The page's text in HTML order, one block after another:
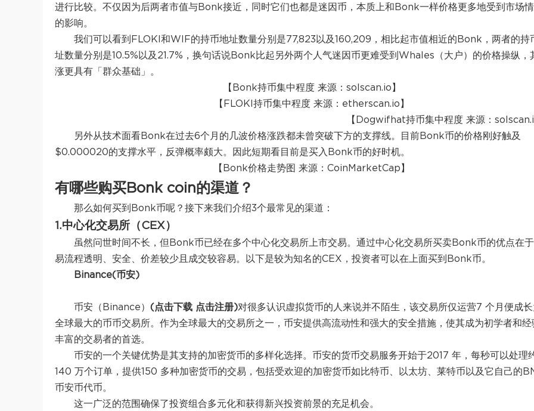
进行比较。不仅因为后两者市值与Bonk​​接近，同时它们也都是迷因币，本质上和Bonk一样价格更多地受到市场
的影响。
我们可以看到FLOKI和WIF的持币地址数量分别是77,823以及160,209，相比起市值相近的Bonk，两者的持
址数量分别是10.5%以及21.7%，换句话说Bonk比起另外两个人气迷因币更难受到Whales（大户）的价格操纵，
涨更具有「群众基础」。
【Bonk持币集中程度 来源：solscan.io】
【FLOKI持币集中程度 来源：etherscan.io】
【Dogwifhat持币集中程度 来源：
另外从技术面看Bonk在过去6个月的几波价格涨跌都未曾突破下方的支撑线。目前Bonk币的价格刚好触及
$0.000020的支撑水平，反弹概率颇大。因此短期看目前是买入Bonk币的好时机。
【Bonk价格走势图 来源：CoinMarketCap】
有哪些购买Bonk coin的渠道？
那么如何买到Bonk币呢？接下来我们介绍3个最常见的渠道：
1.中心化交易所（CEX）
虽然问世时间不长，但Bonk币已经在多个中心化交易所上市交易。通过中心化交易所买卖Bonk币的优点在
易流程透明、安全、价差较少且成交较容易。以下是较为知名的CEX，投资者可以在上面买到Bonk币。
Binance(币安)
币安（Binance） (点击下载 点击注册)对很多认识虚拟货币的人来说并不陌生，该交易所仅运营7 个月便成长
全球最大的币币交易所。作为全球最大的交易所之一，币安提供高流动性和强大的安全措施，使其成为初学者和经
丰富的交易者的首选。
币安的一个关键优势是其支持的加密货币的多样化选择。币安的货币交易服务开始于2017 年，每秒可以处理
140 万个订单，提供150 多种加密货币的交易，包括受欢迎的加密货币如比特币、以太坊、莱特币以及它自己的
币安币代币。
这一广泛的范围确保了投资组合多元化和获得新兴投资前景的充足机会。